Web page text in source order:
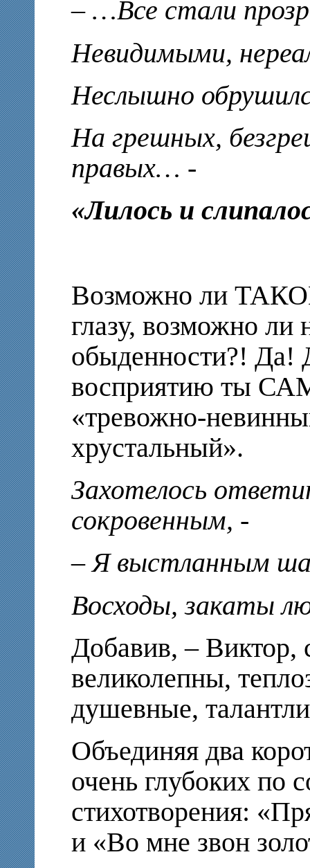
– …Все стали
Невидимыми,
Неслышно
На грешных,
правых… -
«Лилось и
Возможно ли
глазу, возможно
обыденности?! Да!
восприятию ты
«тревожно-
хрустальный».
Захотелось
сокровенным, -
– Я выстланным
Восходы, закаты
Добавив, – Виктор,
великолепны,
душевные,
Объединяя два
очень глубоких по
стихотворения:
и «Во мне звон